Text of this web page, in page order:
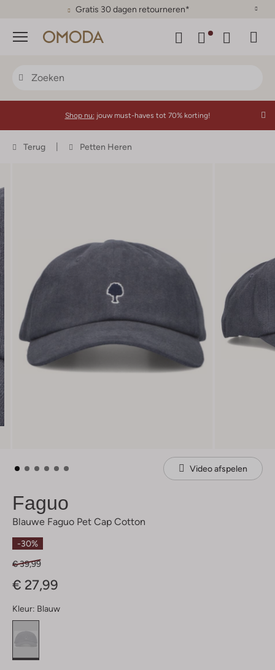
Gratis 30 dagen retourneren*
Menu
Shop nu: jouw must-haves tot 70% korting!
Terug Petten Heren
Video afspelen
Faguo
Blauwe Faguo Pet Cap Cotton
-30%
€ 39,99
€ 27,99
Kleur: Blauw